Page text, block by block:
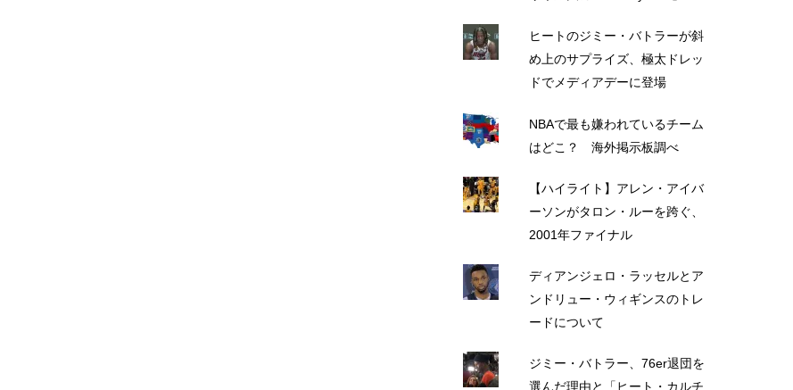
ヒートのジミー・バトラーが斜
め上のサプライズ、極太ドレッ
ドでメディアデーに登場
NBAで最も嫌われているチーム
はどこ？ 海外掲示板調べ
【ハイライト】アレン・アイバ
ーソンがタロン・ルーを跨ぐ、
2001年ファイナル
ディアンジェロ・ラッセルとア
ンドリュー・ウィギンスのトレ
ードについて
ジミー・バトラー、76er退団を
選んだ理由と「ヒート・カルチ